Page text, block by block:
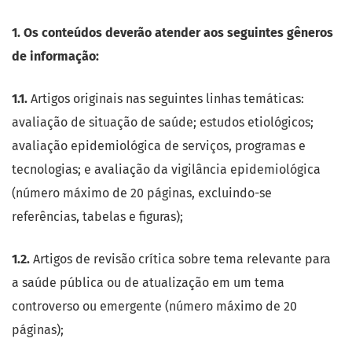
1. Os conteúdos deverão atender aos seguintes gêneros
de informação:
1.1. Artigos originais nas seguintes linhas temáticas:
avaliação de situação de saúde; estudos etiológicos;
avaliação epidemiológica de serviços, programas e
tecnologias; e avaliação da vigilância epidemiológica
(número máximo de 20 páginas, excluindo-se
referências, tabelas e figuras);
1.2. Artigos de revisão crítica sobre tema relevante para
a saúde pública ou de atualização em um tema
controverso ou emergente (número máximo de 20
páginas);